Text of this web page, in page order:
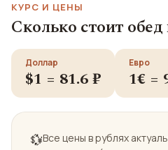
КУРС И ЦЕНЫ
Сколько стоит
Доллар
$1 = 81.6 ₽
Евро
1€ =
💱Все цены в рублях